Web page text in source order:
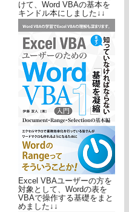
けて、Word VBAの基本を
キンドル本にしました↓↓
Excel VBAユーザーの方を
対象として、Wordの表を
VBAで操作する基礎をまと
めました↓↓